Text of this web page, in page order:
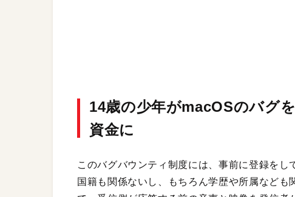
14歳の少年がmacOSのバグ
資金に
このバグバウンティ制度には、事前に登録をし
国籍も関係ないし、もちろん学歴や所属など